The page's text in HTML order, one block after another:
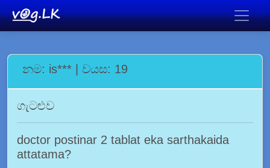
නම: is*** | වයස: 19
ගැටළුව
doctor postinar 2 tablat eka sarthakaida
attatama?